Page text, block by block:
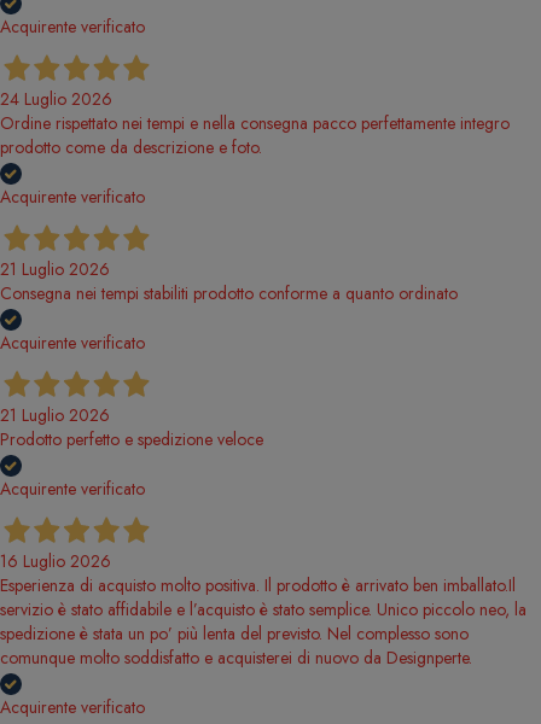
Acquirente verificato
24 Luglio 2026
Ordine rispettato nei tempi e nella consegna pacco perfettamente integro
prodotto come da descrizione e foto.
Acquirente verificato
21 Luglio 2026
Consegna nei tempi stabiliti prodotto conforme a quanto ordinato
Acquirente verificato
21 Luglio 2026
Prodotto perfetto e spedizione veloce
Acquirente verificato
16 Luglio 2026
Esperienza di acquisto molto positiva. Il prodotto è arrivato ben imballato.Il
servizio è stato affidabile e l’acquisto è stato semplice. Unico piccolo neo, la
spedizione è stata un po’ più lenta del previsto. Nel complesso sono
comunque molto soddisfatto e acquisterei di nuovo da Designperte.
Acquirente verificato